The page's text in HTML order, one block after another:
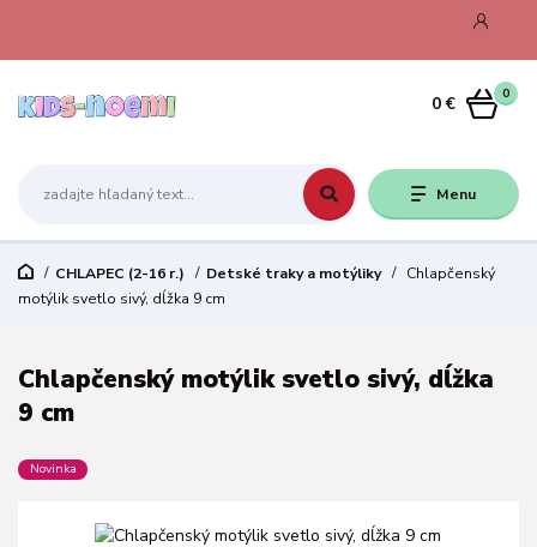
Menu
0
0 €
CHLAPEC (2-16 r.) Detské traky a motýliky
Chlapčenský
motýlik svetlo sivý, dĺžka 9 cm
Chlapčenský motýlik svetlo sivý, dĺžka
9 cm
Novinka